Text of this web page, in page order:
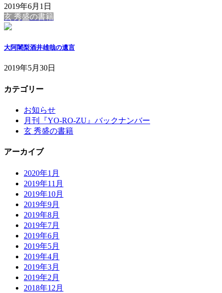
2019年6月1日
玄 秀盛の書籍
大阿闍梨酒井雄哉の遺言
2019年5月30日
カテゴリー
お知らせ
月刊『YO-RO-ZU』バックナンバー
玄 秀盛の書籍
アーカイブ
2020年1月
2019年11月
2019年10月
2019年9月
2019年8月
2019年7月
2019年6月
2019年5月
2019年4月
2019年3月
2019年2月
2018年12月